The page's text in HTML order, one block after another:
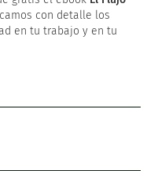
con detalle los
en tu trabajo y en tu